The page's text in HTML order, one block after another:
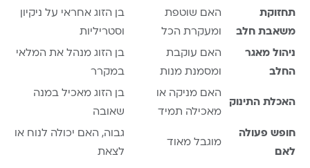
תחזוקת
משאבת חלב
האם שוטפת
ומעקרת הכל
בן הזוג אחראי על ניקיון
וסטריליות
ניהול מאגר
החלב
האם עוקבת
ומסמנת מנות
בן הזוג מנהל את המלאי
במקרר
האכלת התינוק
האם מניקה או
מאכילה תמיד
בן הזוג מאכיל במנה
שאובה
חופש פעולה
לאם
מוגבל מאוד
גבוה, האם יכולה לנוח או
לצאת